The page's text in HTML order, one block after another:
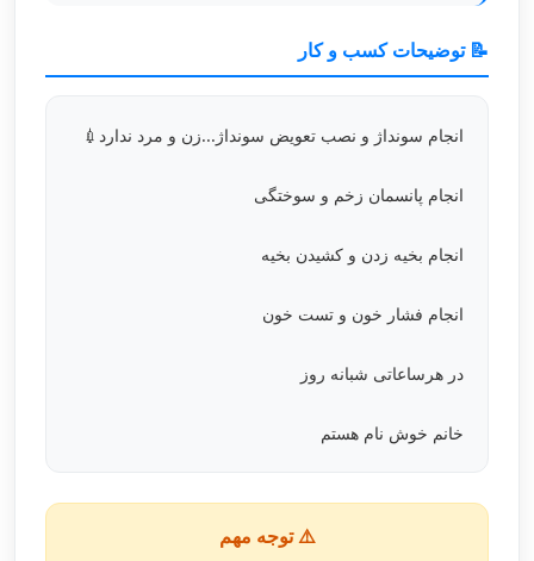
📝 توضیحات کسب و کار
انجام سونداژ و نصب تعویض سونداژ...زن و مرد ندارد💉
انجام پانسمان زخم و سوختگی
انجام بخیه زدن و کشیدن بخیه
انجام فشار خون و تست خون
در هرساعاتی شبانه روز
خانم خوش نام هستم
⚠️ توجه مهم